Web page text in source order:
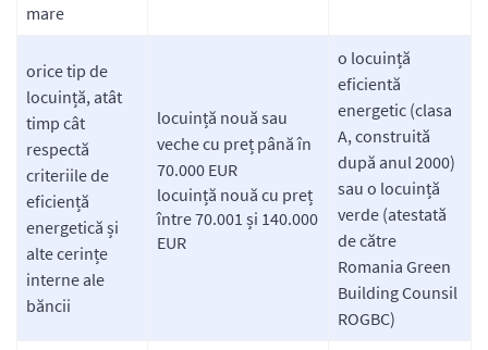
mare
orice tip de
locuință, atât
timp cât
respectă
criteriile de
eficiență
energetică și
alte cerințe
interne ale
băncii
locuință nouă sau
veche cu preț până în
70.000 EUR
locuință nouă cu preț
între 70.001 și 140.000
EUR
o locuință
eficientă
energetic (clasa
A, construită
după anul 2000)
sau o locuință
verde (atestată
de către
Romania Green
Building Counsil
ROGBC)